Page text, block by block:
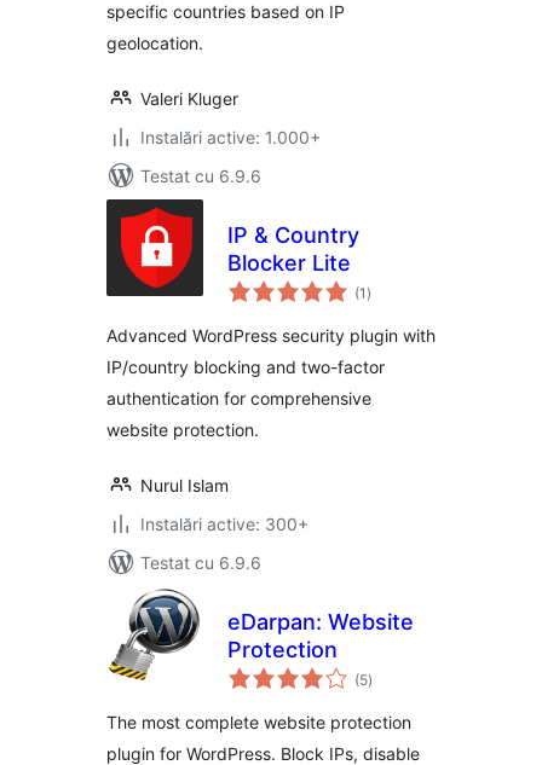
specific countries based on IP
geolocation.
Valeri Kluger
Instalări active: 1.000+
Testat cu 6.9.6
IP & Country
Blocker Lite
(1 total
aprecieri
)
Advanced WordPress security plugin with
IP/country blocking and two-factor
authentication for comprehensive
website protection.
Nurul Islam
Instalări active: 300+
Testat cu 6.9.6
eDarpan: Website
Protection
(5total
aprecieri
)
The most complete website protection
plugin for WordPress. Block IPs, disable